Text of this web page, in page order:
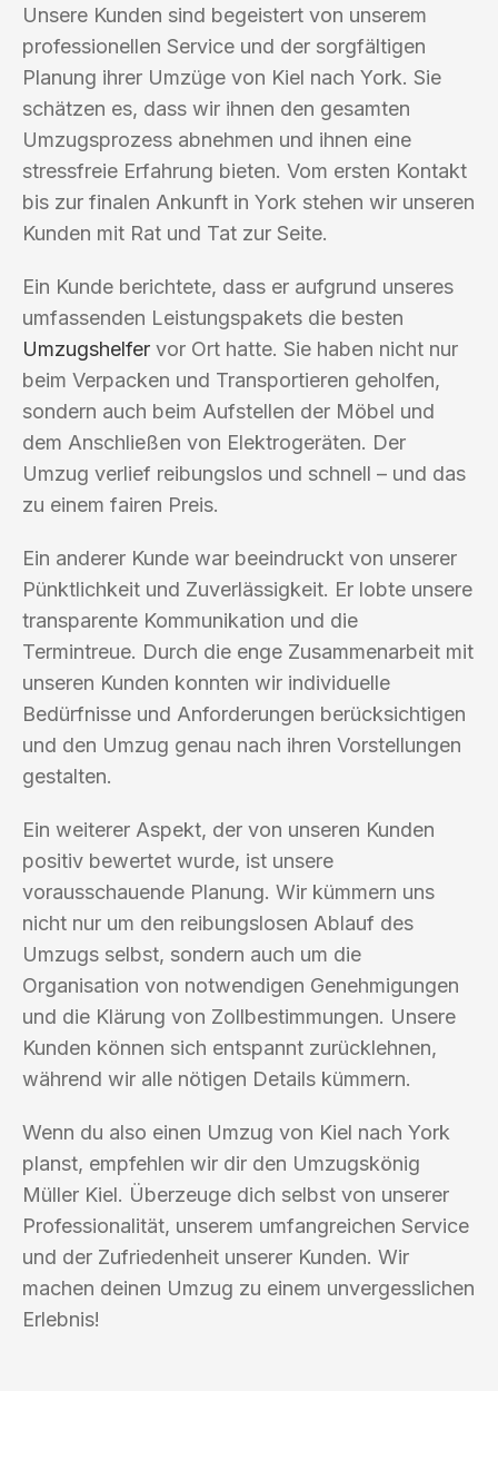
Unsere Kunden sind begeistert von unserem
professionellen Service und der sorgfältigen
Planung ihrer Umzüge von Kiel nach York. Sie
schätzen es, dass wir ihnen den gesamten
Umzugsprozess abnehmen und ihnen eine
stressfreie Erfahrung bieten. Vom ersten Kontakt
bis zur finalen Ankunft in York stehen wir unseren
Kunden mit Rat und Tat zur Seite.
Ein Kunde berichtete, dass er aufgrund unseres
umfassenden Leistungspakets die besten
Umzugshelfer vor Ort hatte. Sie haben nicht nur
beim Verpacken und Transportieren geholfen,
sondern auch beim Aufstellen der Möbel und
dem Anschließen von Elektrogeräten. Der
Umzug verlief reibungslos und schnell – und das
zu einem fairen Preis.
Ein anderer Kunde war beeindruckt von unserer
Pünktlichkeit und Zuverlässigkeit. Er lobte unsere
transparente Kommunikation und die
Termintreue. Durch die enge Zusammenarbeit mit
unseren Kunden konnten wir individuelle
Bedürfnisse und Anforderungen berücksichtigen
und den Umzug genau nach ihren Vorstellungen
gestalten.
Ein weiterer Aspekt, der von unseren Kunden
positiv bewertet wurde, ist unsere
vorausschauende Planung. Wir kümmern uns
nicht nur um den reibungslosen Ablauf des
Umzugs selbst, sondern auch um die
Organisation von notwendigen Genehmigungen
und die Klärung von Zollbestimmungen. Unsere
Kunden können sich entspannt zurücklehnen,
während wir alle nötigen Details kümmern.
Wenn du also einen Umzug von Kiel nach York
planst, empfehlen wir dir den Umzugskönig
Müller Kiel. Überzeuge dich selbst von unserer
Professionalität, unserem umfangreichen Service
und der Zufriedenheit unserer Kunden. Wir
machen deinen Umzug zu einem unvergesslichen
Erlebnis!